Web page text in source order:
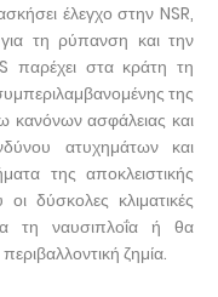
έλεγχο στην NSR,
τη ρύπανση και την
παρέχει στα κράτη τη
της
ασφάλειας και
ατυχημάτων και
της αποκλειστικής
δύσκολες κλιματικές
τη ναυσιπλοΐα ή θα
ζημία.